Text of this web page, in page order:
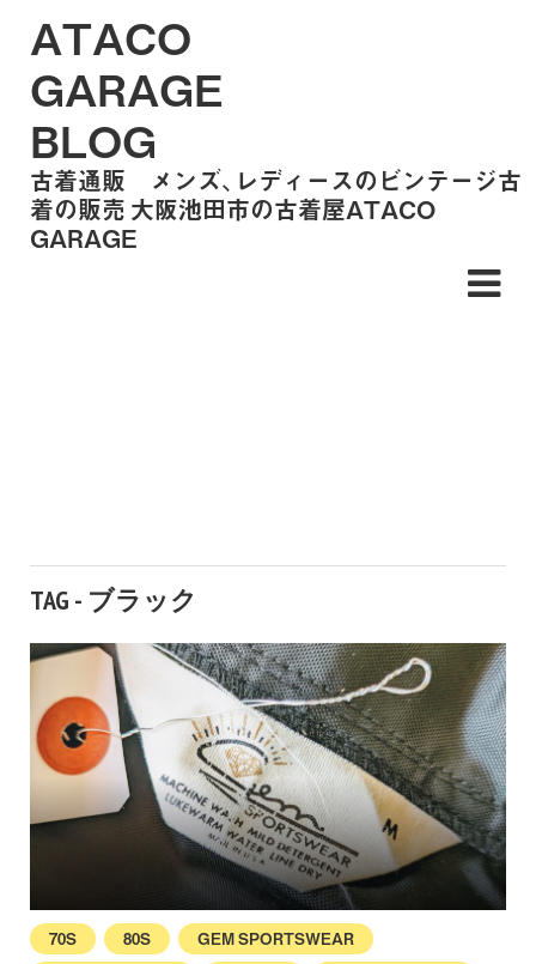
ATACO
GARAGE
BLOG
古着通販 メンズ、レディースのビンテージ古
着の販売 大阪池田市の古着屋ATACO
GARAGE
TAG - ブラック
70S 80S
GEM SPORTSWEAR